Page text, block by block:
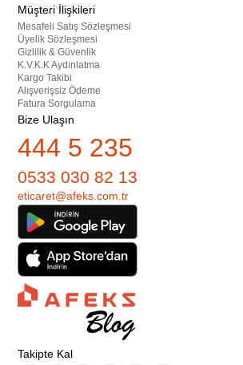
Müşteri İlişkileri
Mesafeli Satış Sözleşmesi
Üyelik Sözleşmesi
Gizlilik & Güvenlik
K.V.K.K Aydınlatma
Kargo Takibi
Alışverişsiz Ödeme
Fatura Sorgulama
Bize Ulaşın
444 5 235
0533 030 82 13
eticaret@afeks.com.tr
Takipte Kal